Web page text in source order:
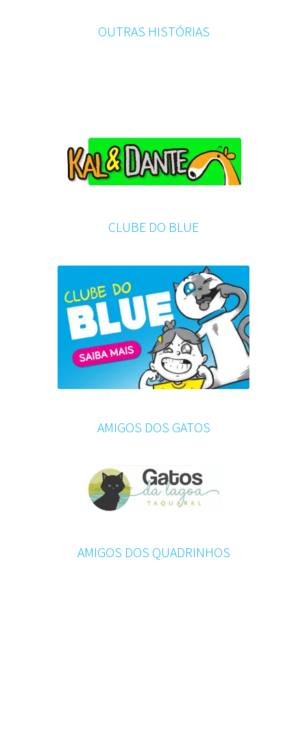
OUTRAS HISTÓRIAS
CLUBE DO BLUE
AMIGOS DOS GATOS
AMIGOS DOS QUADRINHOS